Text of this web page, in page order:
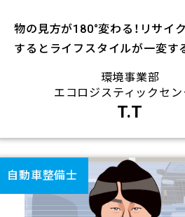
物の見方が180°変わる！リサイ
するとライフスタイルが一変す
環境事業部
エコロジスティックセン
T.T
自動車整備士